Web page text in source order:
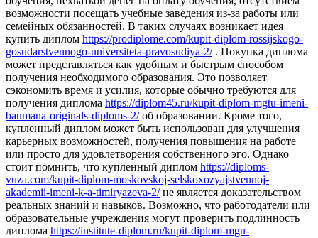
возможности посещать учебные заведения из-за работы или
семейных обязанностей. В таких случаях возникает идея
купить диплом https://prodiplome.com/kupit-diplom-rossijskogo-
gosudarstvennogo-universiteta-pravosudiya-2/. Покупка диплома
может представляться как удобным и быстрым способом
получения необходимого образования. Это позволяет
сэкономить время и усилия, которые обычно требуются для
получения диплома https://diplom45.ru/kupit-diplom-mgtu-imeni-
baumana-originals-diploms-2/об образовании. Кроме того,
купленный диплом может быть использован для улучшения
карьерных возможностей, получения повышения на работе
или просто для удовлетворения собственного эго. Однако
стоит помнить, что купленный диплом https://diploms-
vuza.com/kupit-diplom-moskovskoj-selskoxozyajstvennoj-
akademii-imeni-k-a-timiryazeva-2/не является доказательством
реальных знаний и навыков. Возможно, что работодатели или
образовательные учреждения могут проверить подлинность
диплома https://institute-diplom.ru/kupit-diplom-mgu-